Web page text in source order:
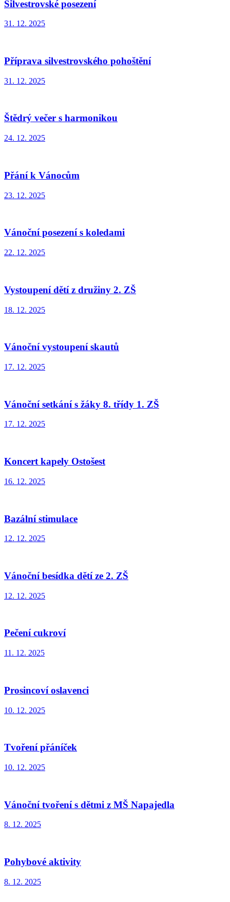
Silvestrovské posezení
31. 12. 2025
Příprava silvestrovského pohoštění
31. 12. 2025
Štědrý večer s harmonikou
24. 12. 2025
Přání k Vánocům
23. 12. 2025
Vánoční posezení s koledami
22. 12. 2025
Vystoupení dětí z družiny 2. ZŠ
18. 12. 2025
Vánoční vystoupení skautů
17. 12. 2025
Vánoční setkání s žáky 8. třídy 1. ZŠ
17. 12. 2025
Koncert kapely Ostošest
16. 12. 2025
Bazální stimulace
12. 12. 2025
Vánoční besídka dětí ze 2. ZŠ
12. 12. 2025
Pečení cukroví
11. 12. 2025
Prosincoví oslavenci
10. 12. 2025
Tvoření přáníček
10. 12. 2025
Vánoční tvoření s dětmi z MŠ Napajedla
8. 12. 2025
Pohybové aktivity
8. 12. 2025